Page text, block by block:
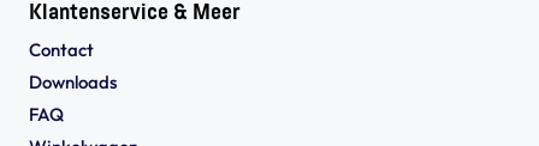
Klantenservice & Meer
Contact
Downloads
FAQ